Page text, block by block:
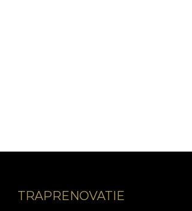
TRAPRENOVATIE